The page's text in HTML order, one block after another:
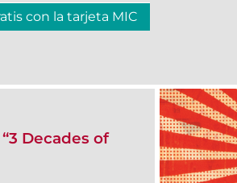
con la tarjeta MIC
Decades of